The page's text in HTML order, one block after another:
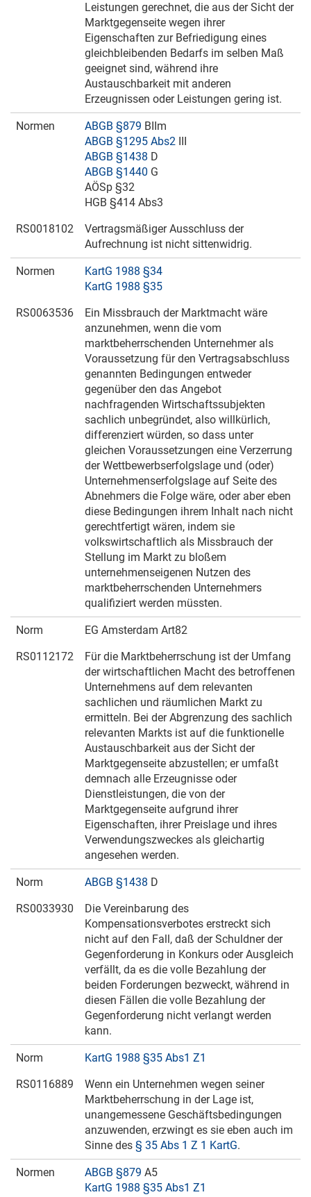
Leistungen gerechnet, die aus der Sicht der
Marktgegenseite wegen ihrer
Eigenschaften zur Befriedigung eines
gleichbleibenden Bedarfs im selben Maß
geeignet sind, während ihre
Austauschbarkeit mit anderen
Erzeugnissen oder Leistungen gering ist.
Normen ABGB §879 BIIm
ABGB §1295 Abs2 III
ABGB §1438 D
ABGB §1440 G
AÖSp §32
HGB §414 Abs3
RS0018102
Vertragsmäßiger Ausschluss der
Aufrechnung ist nicht sittenwidrig.
Normen
KartG 1988 §34
KartG 1988 §35
RS0063536
Ein Missbrauch der Marktmacht wäre
anzunehmen, wenn die vom
marktbeherrschenden Unternehmer als
Voraussetzung für den Vertragsabschluss
genannten Bedingungen entweder
gegenüber den das Angebot
nachfragenden Wirtschaftssubjekten
sachlich unbegründet, also willkürlich,
differenziert würden, so dass unter
gleichen Voraussetzungen eine Verzerrung
der Wettbewerbserfolgslage und (oder)
Unternehmenserfolgslage auf Seite des
Abnehmers die Folge wäre, oder aber eben
diese Bedingungen ihrem Inhalt nach nicht
gerechtfertigt wären, indem sie
volkswirtschaftlich als Missbrauch der
Stellung im Markt zu bloßem
unternehmenseigenen Nutzen des
marktbeherrschenden Unternehmers
qualifiziert werden müssten.
Norm
EG Amsterdam Art82
RS0112172
Für die Marktbeherrschung ist der Umfang
der wirtschaftlichen Macht des betroffenen
Unternehmens auf dem relevanten
sachlichen und räumlichen Markt zu
ermitteln. Bei der Abgrenzung des sachlich
relevanten Markts ist auf die funktionelle
Austauschbarkeit aus der Sicht der
Marktgegenseite abzustellen; er umfaßt
demnach alle Erzeugnisse oder
Dienstleistungen, die von der
Marktgegenseite aufgrund ihrer
Eigenschaften, ihrer Preislage und ihres
Verwendungszweckes als gleichartig
angesehen werden.
Norm ABGB §1438 D
RS0033930
Die Vereinbarung des
Kompensationsverbotes erstreckt sich
nicht auf den Fall, daß der Schuldner der
Gegenforderung in Konkurs oder Ausgleich
verfällt, da es die volle Bezahlung der
beiden Forderungen bezweckt, während in
diesen Fällen die volle Bezahlung der
Gegenforderung nicht verlangt werden
kann.
Norm
KartG 1988 §35 Abs1 Z1
RS0116889
Wenn ein Unternehmen wegen seiner
Marktbeherrschung in der Lage ist,
unangemessene Geschäftsbedingungen
anzuwenden, erzwingt es sie eben auch im
Sinne des § 35 Abs 1 Z 1 KartG.
Normen ABGB §879 A5
KartG 1988 §35 Abs1 Z1